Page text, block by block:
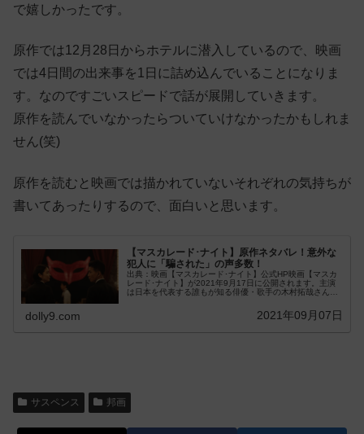
で嬉しかったです。
原作では12月28日からホテルに潜入しているので、映画
では4日間の出来事を1日に詰め込んでいることになりま
す。なのですごいスピードで話が展開していきます。
原作を読んでいなかったらついていけなかったかもしれま
せん(笑)
原作を読むと映画では描かれていないそれぞれの気持ちが
書いてあったりするので、面白いと思います。
【マスカレード･ナイト】原作ネタバレ！意外な
犯人に「騙された」の声多数！
出典：映画【マスカレード･ナイト】公式HP映画【マスカ
レード･ナイト】が2021年9月17日に公開されます。主演
は日本を代表する誰もが知る俳優・歌手の木村拓哉さん。
dolly9.com 2021年09月07日
サスペンス 邦画